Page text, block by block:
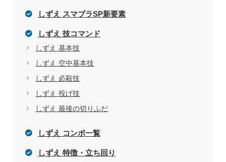
しずえ スマブラSP新要素
しずえ 技コマンド
しずえ 基本技
しずえ 空中基本技
しずえ 必殺技
しずえ 投げ技
しずえ 最後の切りふだ
しずえ コンボ一覧
しずえ 特徴・立ち回り